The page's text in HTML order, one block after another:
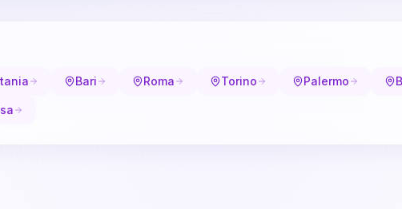
Bari Roma Torino Palermo